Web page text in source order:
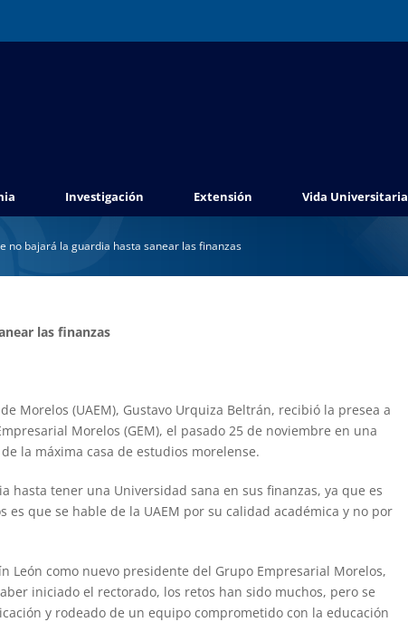
Investigación Extensión Vida Universitaria
no bajará la guardia hasta sanear las finanzas
las finanzas
Morelos (UAEM), Gustavo Urquiza Beltrán, recibió la presea a
Morelos (GEM), el pasado 25 de noviembre en una
la máxima casa de estudios morelense.
hasta tener una Universidad sana en sus finanzas, ya que es
es que se hable de la UAEM por su calidad académica y no por
León como nuevo presidente del Grupo Empresarial Morelos,
iniciado el rectorado, los retos han sido muchos, pero se
y rodeado de un equipo comprometido con la educación